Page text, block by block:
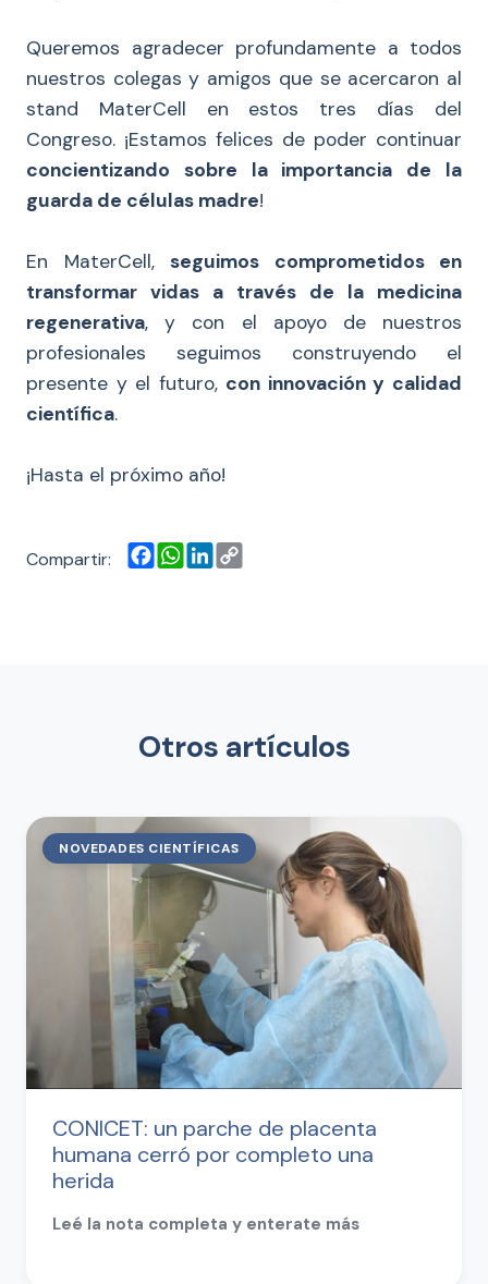
Queremos agradecer profundamente a todos
nuestros colegas y amigos que se acercaron al
stand MaterCell en estos tres días del
Congreso. ¡Estamos felices de poder continuar
concientizando sobre la importancia de la
guarda de células madre!
En MaterCell, seguimos comprometidos en
transformar vidas a través de la medicina
regenerativa, y con el apoyo de nuestros
profesionales seguimos construyendo el
presente y el futuro, con innovación y calidad
científica.
¡Hasta el próximo año!
Compartir: FacebookWhatsApp
LinkedInCopy
Otros artículos
NOVEDADES CIENTÍFICAS
CONICET: un parche de placenta
humana cerró por completo una
herida
Leé la nota completa y enterate más